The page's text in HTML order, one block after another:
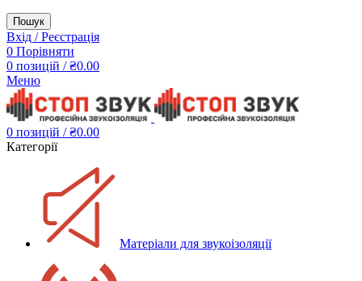
Пошук
Вхід / Реєстрація
0 Порівняти
0 позицій / ₴0.00
Меню
0 позицій / ₴0.00
Категорії
Матеріали для звукоізоляції